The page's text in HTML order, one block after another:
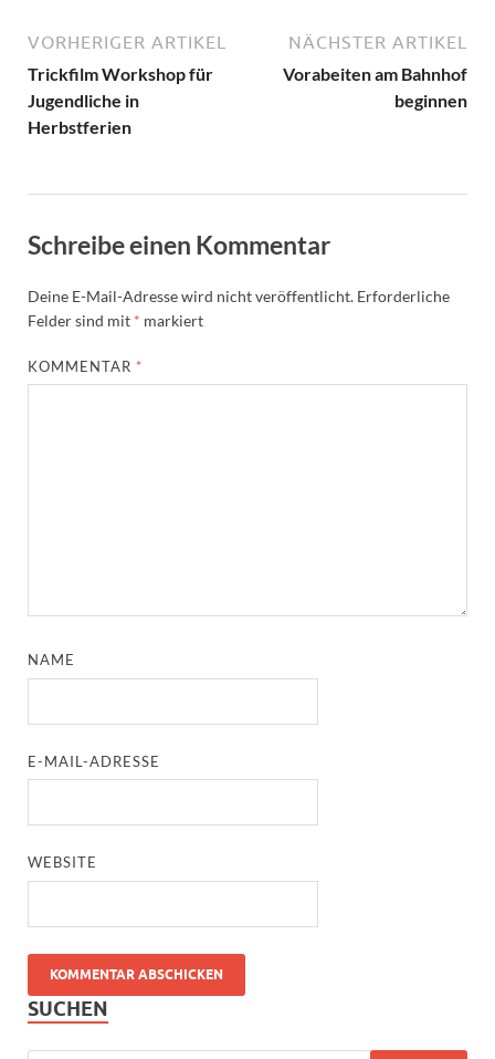
VORHERIGER ARTIKEL
Trickfilm Workshop für
Jugendliche in
Herbstferien
NÄCHSTER ARTIKEL
Vorabeiten am Bahnhof
beginnen
Schreibe einen Kommentar
Deine E-Mail-Adresse wird nicht veröffentlicht. Erforderliche
Felder sind mit * markiert
KOMMENTAR *
NAME
E-MAIL-ADRESSE
WEBSITE
SUCHEN